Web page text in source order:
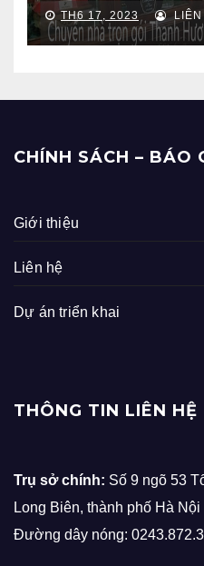
TH6 17, 2023 LIÊN
CHÍNH SÁCH – BÁO
Giới thiệu
Liên hệ
Dự án triển khai
THÔNG TIN LIÊN HỆ
Trụ sở chính: Số 9 ngõ 53
Long Biên, thành phố Hà Nội
Đường dây nóng: